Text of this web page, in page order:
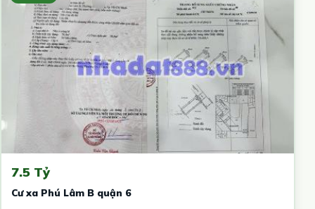
7.5 Tỷ
Cư xa Phú Lâm B quận 6